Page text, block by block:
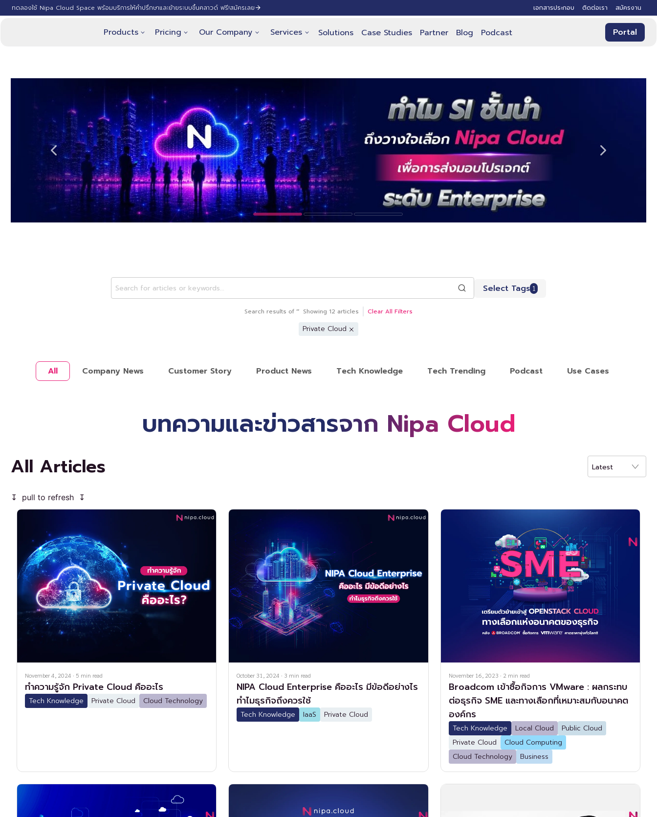
ทดลองใช้ Nipa Cloud Space พร้อมบริการให้คำปรึกษาและย้ายระบบขึ้นคลาวด์ ฟรี!สมัครเลย เอกสารประกอบ ติดต่อเรา สมัครงาน
Products Pricing Our Company Services Solutions Case Studies Partner Blog Podcast Portal
Select Tags 1
Search results of ‘’ Showing 12 articles Clear All Filters
Private Cloud
All Company News Customer Story Product News Tech Knowledge Tech Trending Podcast Use Cases
บทความและข่าวสารจาก Nipa Cloud
All Articles Latest
↧ pull to refresh ↧
November 4, 2024 · 5 min read
ทำความรู้จัก Private Cloud คืออะไร
Tech Knowledge Private Cloud Cloud Technology
October 31, 2024 · 3 min read
NIPA Cloud Enterprise คืออะไร มีข้อดีอย่างไร
ทำไมธุรกิจถึงควรใช้
Tech Knowledge IaaS Private Cloud
November 16, 2023 · 2 min read
Broadcom เข้าซื้อกิจการ VMware : ผลกระทบ
ต่อธุรกิจ SME และทางเลือกที่เหมาะสมกับอนาคต
องค์กร
Tech Knowledge Local Cloud
Public Cloud
Private Cloud
Cloud Computing
Cloud Technology
Business